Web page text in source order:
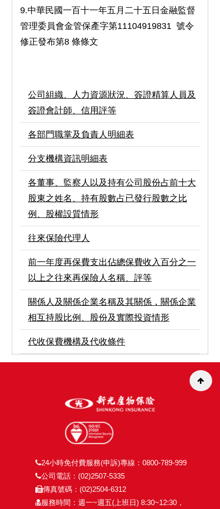
9.中華民國一百十一年五月二十五日金融監督
管理委員會金管保產字第11104919831 號令
修正發布第8 條條文
公司組織、人力資源狀況、簽證精算人員及
簽證會計師、信用評等
各部門職掌及負責人明細表
分支機構資訊明細表
各董事、監察人以及持有公司股份占前十大
股東之姓名、持有股數占已發行股數之比
例、股權設質情形
往來保險代理人
前一年度再保費支出佔總保費收入百分之一
以上之往來再保險人名稱、評等
關係人及關係企業名稱及其關係，關係企業
相互持股比例、股份及實際投資情形
代收保費機構及代收條件
24小時免付費服務(申訴)專線：0800-789-999
公司電話：(02)2507-5335
傳真號碼：(02)2504-6312
服務時間：週一~週五(上班日) 8:30~12:30，